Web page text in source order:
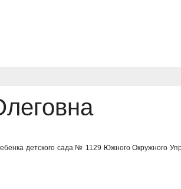
детского сада № 1129 Южного Окружного